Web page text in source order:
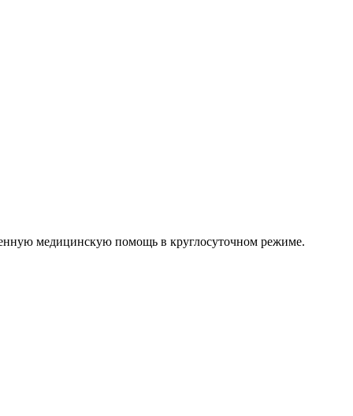
медицинскую помощь в круглосуточном режиме.